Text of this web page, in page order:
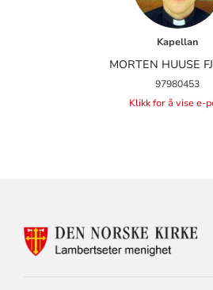
Kapellan
MORTEN HUUSE
97980453
Klikk for å vise e-